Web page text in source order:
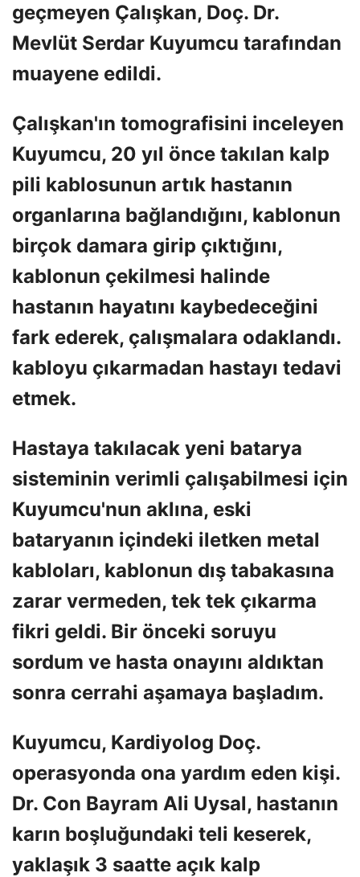
geçmeyen Çalışkan, Doç. Dr.
Mevlüt Serdar Kuyumcu tarafından
muayene edildi.
Çalışkan'ın tomografisini inceleyen
Kuyumcu, 20 yıl önce takılan kalp
pili kablosunun artık hastanın
organlarına bağlandığını, kablonun
birçok damara girip çıktığını,
kablonun çekilmesi halinde
hastanın hayatını kaybedeceğini
fark ederek, çalışmalara odaklandı.
kabloyu çıkarmadan hastayı tedavi
etmek.
Hastaya takılacak yeni batarya
sisteminin verimli çalışabilmesi için
Kuyumcu'nun aklına, eski
bataryanın içindeki iletken metal
kabloları, kablonun dış tabakasına
zarar vermeden, tek tek çıkarma
fikri geldi. Bir önceki soruyu
sordum ve hasta onayını aldıktan
sonra cerrahi aşamaya başladım.
Kuyumcu, Kardiyolog Doç.
operasyonda ona yardım eden kişi.
Dr. Con Bayram Ali Uysal, hastanın
karın boşluğundaki teli keserek,
yaklaşık 3 saatte açık kalp